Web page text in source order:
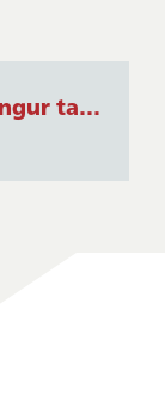
Compactoare cu un singur tambur Dynapac CA1500 - CA6500.pdf